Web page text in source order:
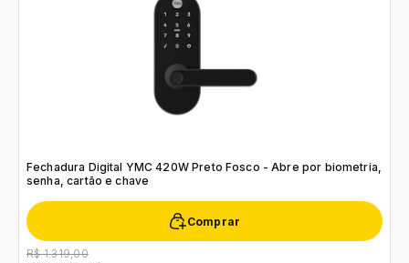
Fechadura Digital YMC 420W Preto Fosco - Abre por biometria,
senha, cartão e chave
Comprar
R$ 1.319,00